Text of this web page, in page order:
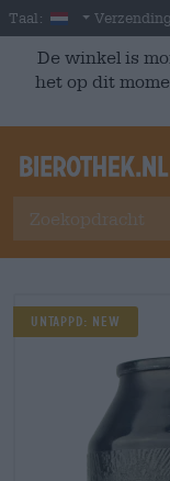
Skip to main content
Taal: Dutch
De winkel is
het op dit
Untappd: NEW